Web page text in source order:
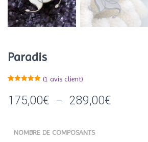
Paradis
basé sur
notation
(1 avis client)
175,00€ – 289,00€
NOMBRE DE COMPOSANTS